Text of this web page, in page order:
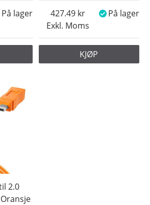
På lager
Exkl. Moms
427.49 På lager
KJØP
2.0